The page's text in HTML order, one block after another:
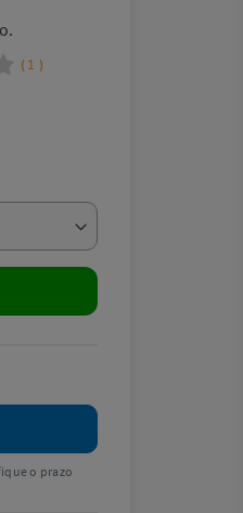
( 1 )
o prazo